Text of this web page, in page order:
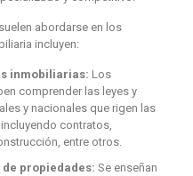
abordarse en los
incluyen:
inmobiliarias: Los
comprender las leyes y
y nacionales que rigen las
contratos,
entre otros.
propiedades: Se enseñan